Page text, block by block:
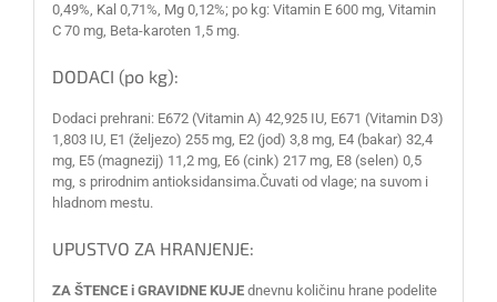
0,49%, Kal 0,71%, Mg 0,12%; po kg: Vitamin E 600 mg, Vitamin
C 70 mg, Beta-karoten 1,5 mg.
DODACI (po kg):
Dodaci prehrani: E672 (Vitamin A) 42,925 IU, E671 (Vitamin D3)
1,803 IU, E1 (željezo) 255 mg, E2 (jod) 3,8 mg, E4 (bakar) 32,4
mg, E5 (magnezij) 11,2 mg, E6 (cink) 217 mg, E8 (selen) 0,5
mg, s prirodnim antioksidansima.Čuvati od vlage; na suvom i
hladnom mestu.
UPUSTVO ZA HRANJENJE:
ZA ŠTENCE i GRAVIDNE KUJEdnevnu količinu hrane podelite